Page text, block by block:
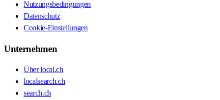
Nutzungsbedingungen
Datenschutz
Cookie-Einstellungen
Unternehmen
Über local.ch
localsearch.ch
search.ch